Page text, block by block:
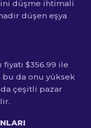
düşme ihtimali
düşen eşya
fiyatı $356.99 ile
bu da onu yüksek
çeşitli pazar